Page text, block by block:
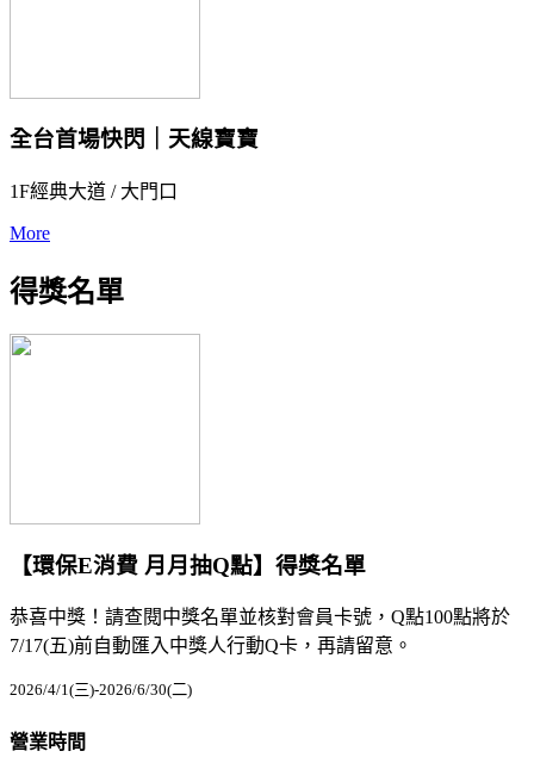
全台首場快閃｜天線寶寶
1F經典大道 / 大門口
More
得獎名單
【環保E消費 月月抽Q點】得獎名單
恭喜中獎！請查閱中獎名單並核對會員卡號，Q點100點將於
7/17(五)前自動匯入中獎人行動Q卡，再請留意。
2026/4/1(三)-2026/6/30(二)
營業時間